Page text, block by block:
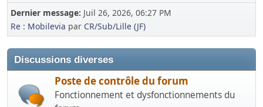
Dernier message: Juil 26, 2026, 06:27 PM
Re : Mobilevia par CR/Sub/Lille (JF)
Discussions diverses
Poste de contrôle du forum
Fonctionnement et dysfonctionnements du